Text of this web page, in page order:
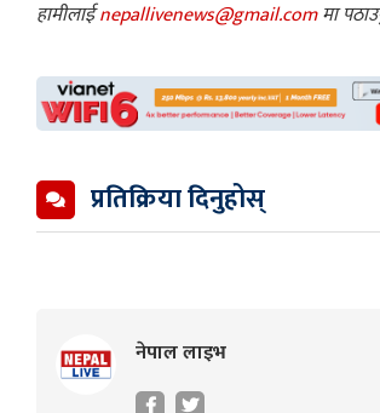
हामीलाईnepallivenews@gmail.comमा
प्रतिक्रिया दिनुहोस्
नेपाल लाइभ